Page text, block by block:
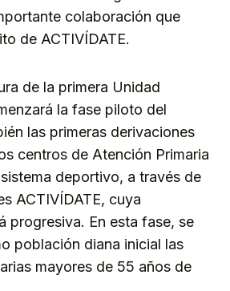
colaboración que
de ACTIVÍDATE.
de la primera Unidad
la fase piloto del
las primeras derivaciones
centros de Atención Primaria
deportivo, a través de
ACTIVÍDATE, cuya
progresiva. En esta fase, se
población diana inicial las
mayores de 55 años de